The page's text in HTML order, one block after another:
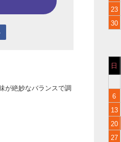
が絶妙なバランスで調
23
30
日
6
13
20
27